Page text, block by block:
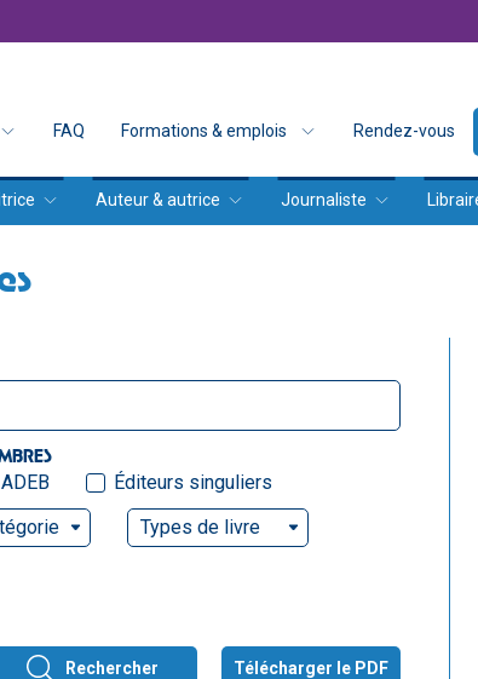
FAQ Formations & emplois Rendez-vous
Auteur & autrice Journaliste
ADEB
Éditeurs singuliers
Types de livre
Rechercher Télécharger le PDF